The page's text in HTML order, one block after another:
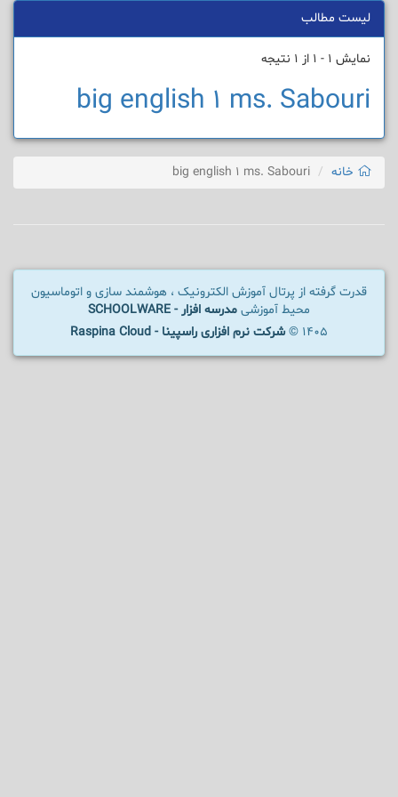
لیست مطالب
نمایش 1 - 1 از 1 نتیجه
big english 1 ms. Sabouri
خانه big english 1 ms. Sabouri
قدرت گرفته از پرتال آموزش الکترونیک ، هوشمند سازی و اتوماسیون
محیط آموزشی مدرسه افزار - SCHOOLWARE
1405 ©
شرکت نرم افزاری راسپینا - Raspina Cloud